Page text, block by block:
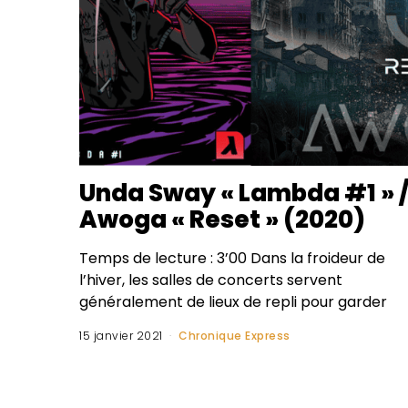
Unda Sway « Lambda #1 » /
Awoga « Reset » (2020)
Temps de lecture : 3’00 Dans la froideur de
l’hiver, les salles de concerts servent
généralement de lieux de repli pour garder
15 janvier 2021 Chronique Express